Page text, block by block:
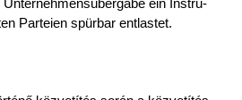
Partei­en spürbar entlastet.